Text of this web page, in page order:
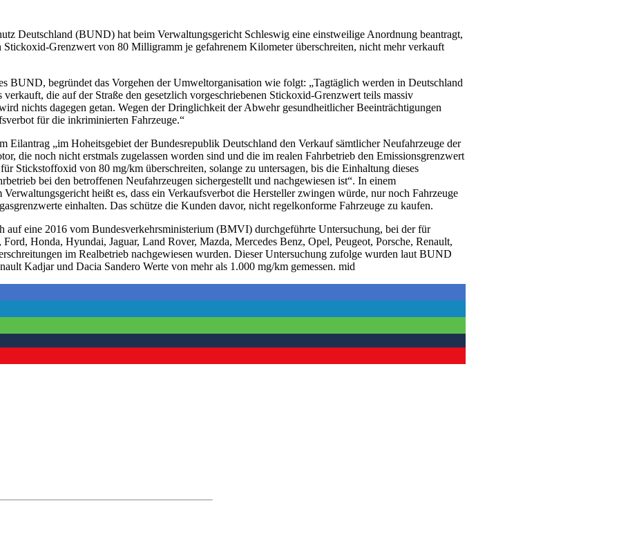
Deutschland (BUND) hat beim Verwaltungsgericht Schleswig eine einstweilige Anordnung beantragt,
Stickoxid-Grenzwert von 80 Milligramm je gefahrenem Kilometer überschreiten, nicht mehr verkauft
BUND, begründet das Vorgehen der Umweltorganisation wie folgt: „Tagtäglich werden in Deutschland
die auf der Straße den gesetzlich vorgeschriebenen Stickoxid-Grenzwert teils massiv
nichts dagegen getan. Wegen der Dringlichkeit der Abwehr gesundheitlicher Beeinträchtigungen
für die inkriminierten Fahrzeuge.“
Eilantrag „im Hoheitsgebiet der Bundesrepublik Deutschland den Verkauf sämtlicher Neufahrzeuge der
die noch nicht erstmals zugelassen worden sind und die im realen Fahrbetrieb den Emissionsgrenzwert
Stickstoffoxid von 80 mg/km überschreiten, solange zu untersagen, bis die Einhaltung dieses
bei den betroffenen Neufahrzeugen sichergestellt und nachgewiesen ist“. In einem
heißt es, dass ein Verkaufsverbot die Hersteller zwingen würde, nur noch Fahrzeuge
einhalten. Das schütze die Kunden davor, nicht regelkonforme Fahrzeuge zu kaufen.
auf eine 2016 vom Bundesverkehrsministerium (BMVI) durchgeführte Untersuchung, bei der für
Honda, Hyundai, Jaguar, Land Rover, Mazda, Mercedes Benz, Opel, Peugeot, Porsche, Renault,
im Realbetrieb nachgewiesen wurden. Dieser Untersuchung zufolge wurden laut BUND
Kadjar und Dacia Sandero Werte von mehr als 1.000 mg/km gemessen. mid